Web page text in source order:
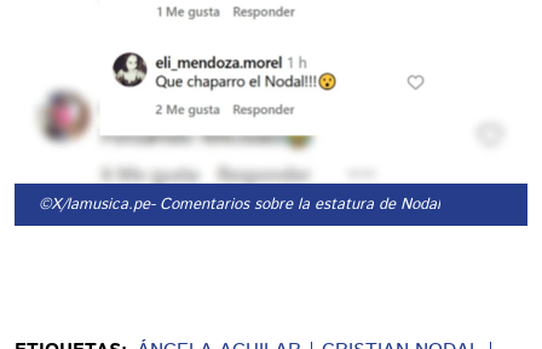
©X/lamusica.pe- Comentarios sobre la estatura de Nodal